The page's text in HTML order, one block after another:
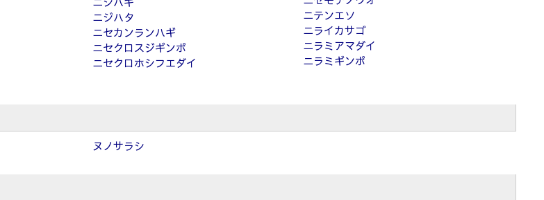
ニジハタ
ニセカンランハギ
ニセクロスジギンポ
ニセクロホシフエダイ
ニテンエソ
ニライカサゴ
ニラミアマダイ
ニラミギンポ
ヌノサラシ